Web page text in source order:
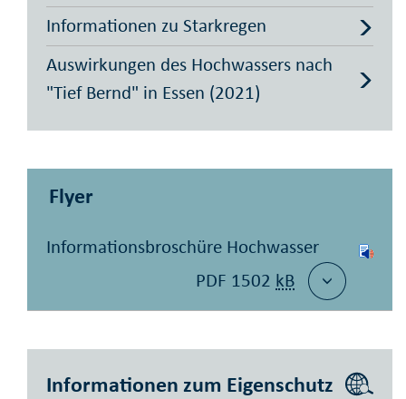
Informationen zu Starkregen
Auswirkungen des Hochwassers nach
"Tief Bernd" in Essen (2021)
Flyer
Informationsbroschüre Hochwasser
PDF 1502 kB
Informationen zum Eigenschutz